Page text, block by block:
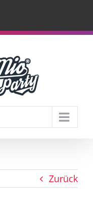
Zurück